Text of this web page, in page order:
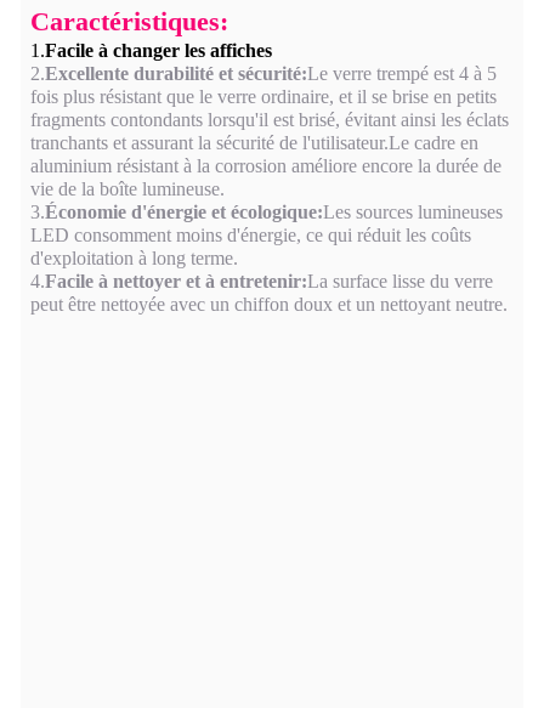
Caractéristiques:
1.Facile à changer les affiches
2.Excellente durabilité et sécurité:Le verre trempé est 4 à 5
fois plus résistant que le verre ordinaire, et il se brise en petits
fragments contondants lorsqu'il est brisé, évitant ainsi les éclats
tranchants et assurant la sécurité de l'utilisateur.Le cadre en
aluminium résistant à la corrosion améliore encore la durée de
vie de la boîte lumineuse.
3.Économie d'énergie et écologique:Les sources lumineuses
LED consomment moins d'énergie, ce qui réduit les coûts
d'exploitation à long terme.
4.Facile à nettoyer et à entretenir:La surface lisse du verre
peut être nettoyée avec un chiffon doux et un nettoyant neutre.